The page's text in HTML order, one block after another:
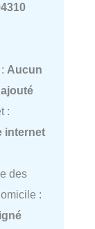
Aucun
:
internet
des
: